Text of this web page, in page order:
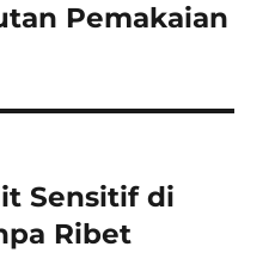
Pemakaian
Sensitif di
Ribet